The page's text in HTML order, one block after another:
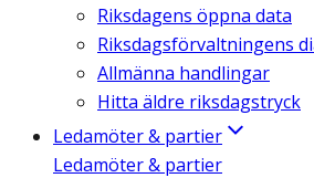
Riksdagens öppna data
Riksdagsförvaltningens
Allmänna handlingar
Hitta äldre riksdagstryck
Ledamöter & partier
Ledamöter & partier